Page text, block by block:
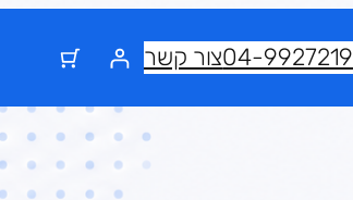
04-9927219צור קשר